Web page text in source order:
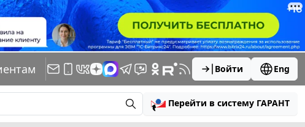
Войти Eng
Перейти в систему ГАРАНТ